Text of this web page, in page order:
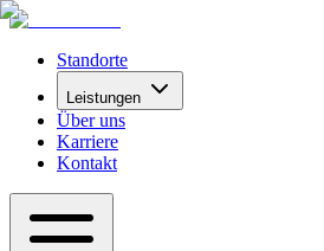
Standorte
Leistungen
Über uns
Karriere
Kontakt